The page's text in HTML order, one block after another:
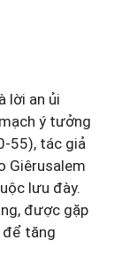
lời an ủi
ý tưởng
55), tác giả
Giêrusalem
lưu đày.
được gặp
để tăng